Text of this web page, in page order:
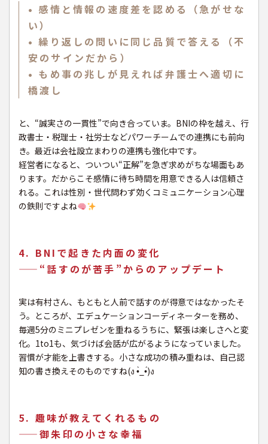
• 感情と情報の速度差を認める（急がせな
い）
• 繰り返しの問いに同じ品質で答える（不
安のサインだから）
• もめ事の兆しが見えれば弁護士へ適切に
橋渡し
と、“誠実さの一貫性”で向き合っていま。BNIの枠を越え、行
政書士・税理士・社労士などパワーチームでの連携にも前向
き。最近は会社設立まわりの連携も強化中です。
経営者になると、ついつい“正解”を急ぎ求めがちな場面もあ
ります。だからこそ感情に待ち時間を用意できる人は信頼さ
れる。これは性別・世代問わず効くコミュニケーション心理
の鉄則ですよね
4. BNIで起きた内面の変化
——“話すのが苦手”からのアップデート
実は有村さん、もともと人前で話すのが得意ではなかったそ
う。ところが、エデュケーションコーディネーターを務め、
毎週5分のミニプレゼンを重ねるうちに、緊張は楽しさへと変
化。1to1も、気づけば会話が広がるようになっていました。
習慣が才能を上書きする。小さな成功の積み重ねは、自己認
知の書き換えそのものですね(ง •̀_•́)ง
5. 趣味が教えてくれるもの
——御朱印の小さな幸福